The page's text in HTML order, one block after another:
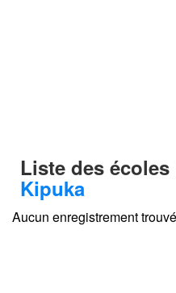
Liste des écoles
Kipuka
Aucun enregistrement